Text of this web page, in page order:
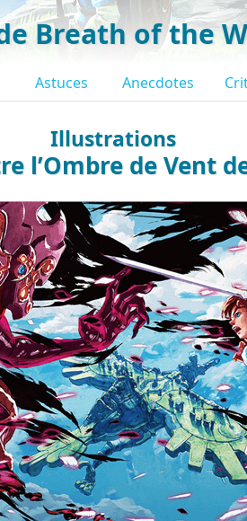
Breath of the
Astuces Anecdotes
Illustrations
l’Ombre de Vent